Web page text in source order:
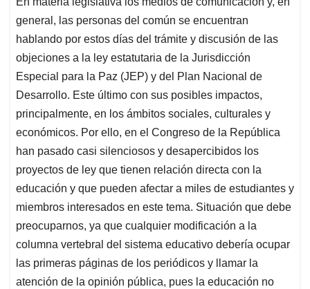
s
A
p
p
b
o
o
k
e
d
I
n
l
a
d
s
general, las personas del común se encuentran
hablando por estos días del trámite y discusión de las
objeciones a la ley estatutaria de la Jurisdicción
Especial para la Paz (JEP) y del Plan Nacional de
Desarrollo. Este último con sus posibles impactos,
principalmente, en los ámbitos sociales, culturales y
económicos. Por ello, en el Congreso de la República
han pasado casi silenciosos y desapercibidos los
proyectos de ley que tienen relación directa con la
educación y que pueden afectar a miles de estudiantes y
miembros interesados en este tema. Situación que debe
preocuparnos, ya que cualquier modificación a la
columna vertebral del sistema educativo debería ocupar
las primeras páginas de los periódicos y llamar la
atención de la opinión pública, pues la educación no